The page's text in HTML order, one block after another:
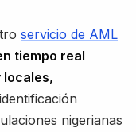
servicio de AML
tiempo real
locales,
nigerianas